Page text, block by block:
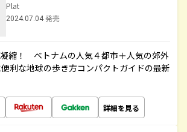
Plat
2024.07.04 発売
縮！ ベトナムの人気４都市＋人気の郊外
利な地球の歩き方コンパクトガイドの最新
詳細を見る